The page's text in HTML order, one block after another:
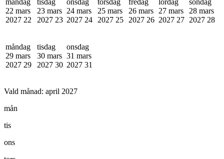
22 mars
2027 22
23 mars
2027 23
24 mars
2027 24
25 mars
2027 25
26 mars
2027 26
27 mars
2027 27
28 mars
2027 28
måndag
29 mars
2027 29
tisdag
30 mars
2027 30
onsdag
31 mars
2027 31
Vald månad: april 2027
mån
tis
ons